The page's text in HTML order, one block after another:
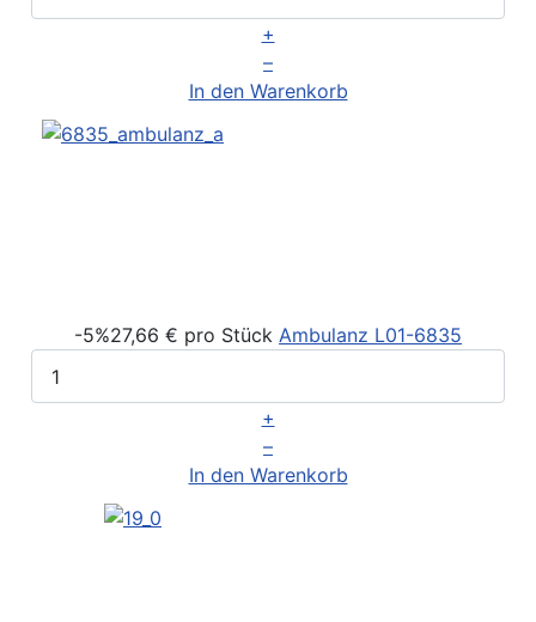
+
–
In den Warenkorb
-5%27,66 € pro Stück Ambulanz L01-6835
+
–
In den Warenkorb